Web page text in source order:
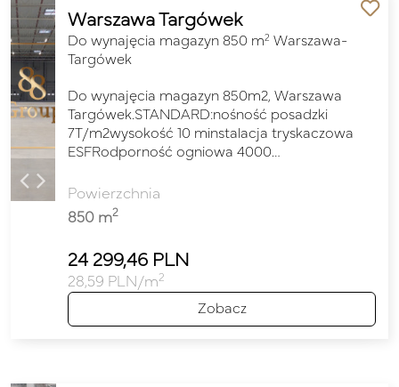
Warszawa Targówek
Do wynajęcia magazyn 850 m2 Warszawa-
Targówek
Do wynajęcia magazyn 850m2, Warszawa
Targówek.STANDARD:nośność posadzki
7T/m2wysokość 10 minstalacja tryskaczowa
ESFRodporność ogniowa 4000…
Powierzchnia
850 m2
24 299,46 PLN
28,59 PLN/m2
Zobacz